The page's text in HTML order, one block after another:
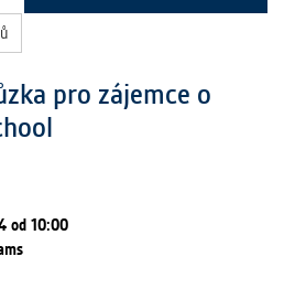
pro zájemce o
od 10:00